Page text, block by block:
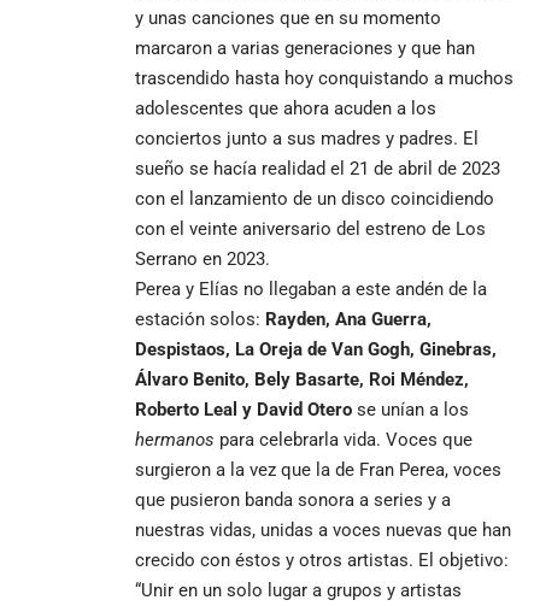
y unas canciones que en su momento
marcaron a varias generaciones y que han
trascendido hasta hoy conquistando a muchos
adolescentes que ahora acuden a los
conciertos junto a sus madres y padres. El
sueño se hacía realidad el 21 de abril de 2023
con el lanzamiento de un disco coincidiendo
con el veinte aniversario del estreno de Los
Serrano en 2023.
Perea y Elías no llegaban a este andén de la
estación solos: Rayden, Ana Guerra,
Despistaos, La Oreja de Van Gogh, Ginebras,
Álvaro Benito, Bely Basarte, Roi Méndez,
Roberto Leal y David Otero se unían a los
hermanos para celebrarla vida. Voces que
surgieron a la vez que la de Fran Perea, voces
que pusieron banda sonora a series y a
nuestras vidas, unidas a voces nuevas que han
crecido con éstos y otros artistas. El objetivo:
“Unir en un solo lugar a grupos y artistas